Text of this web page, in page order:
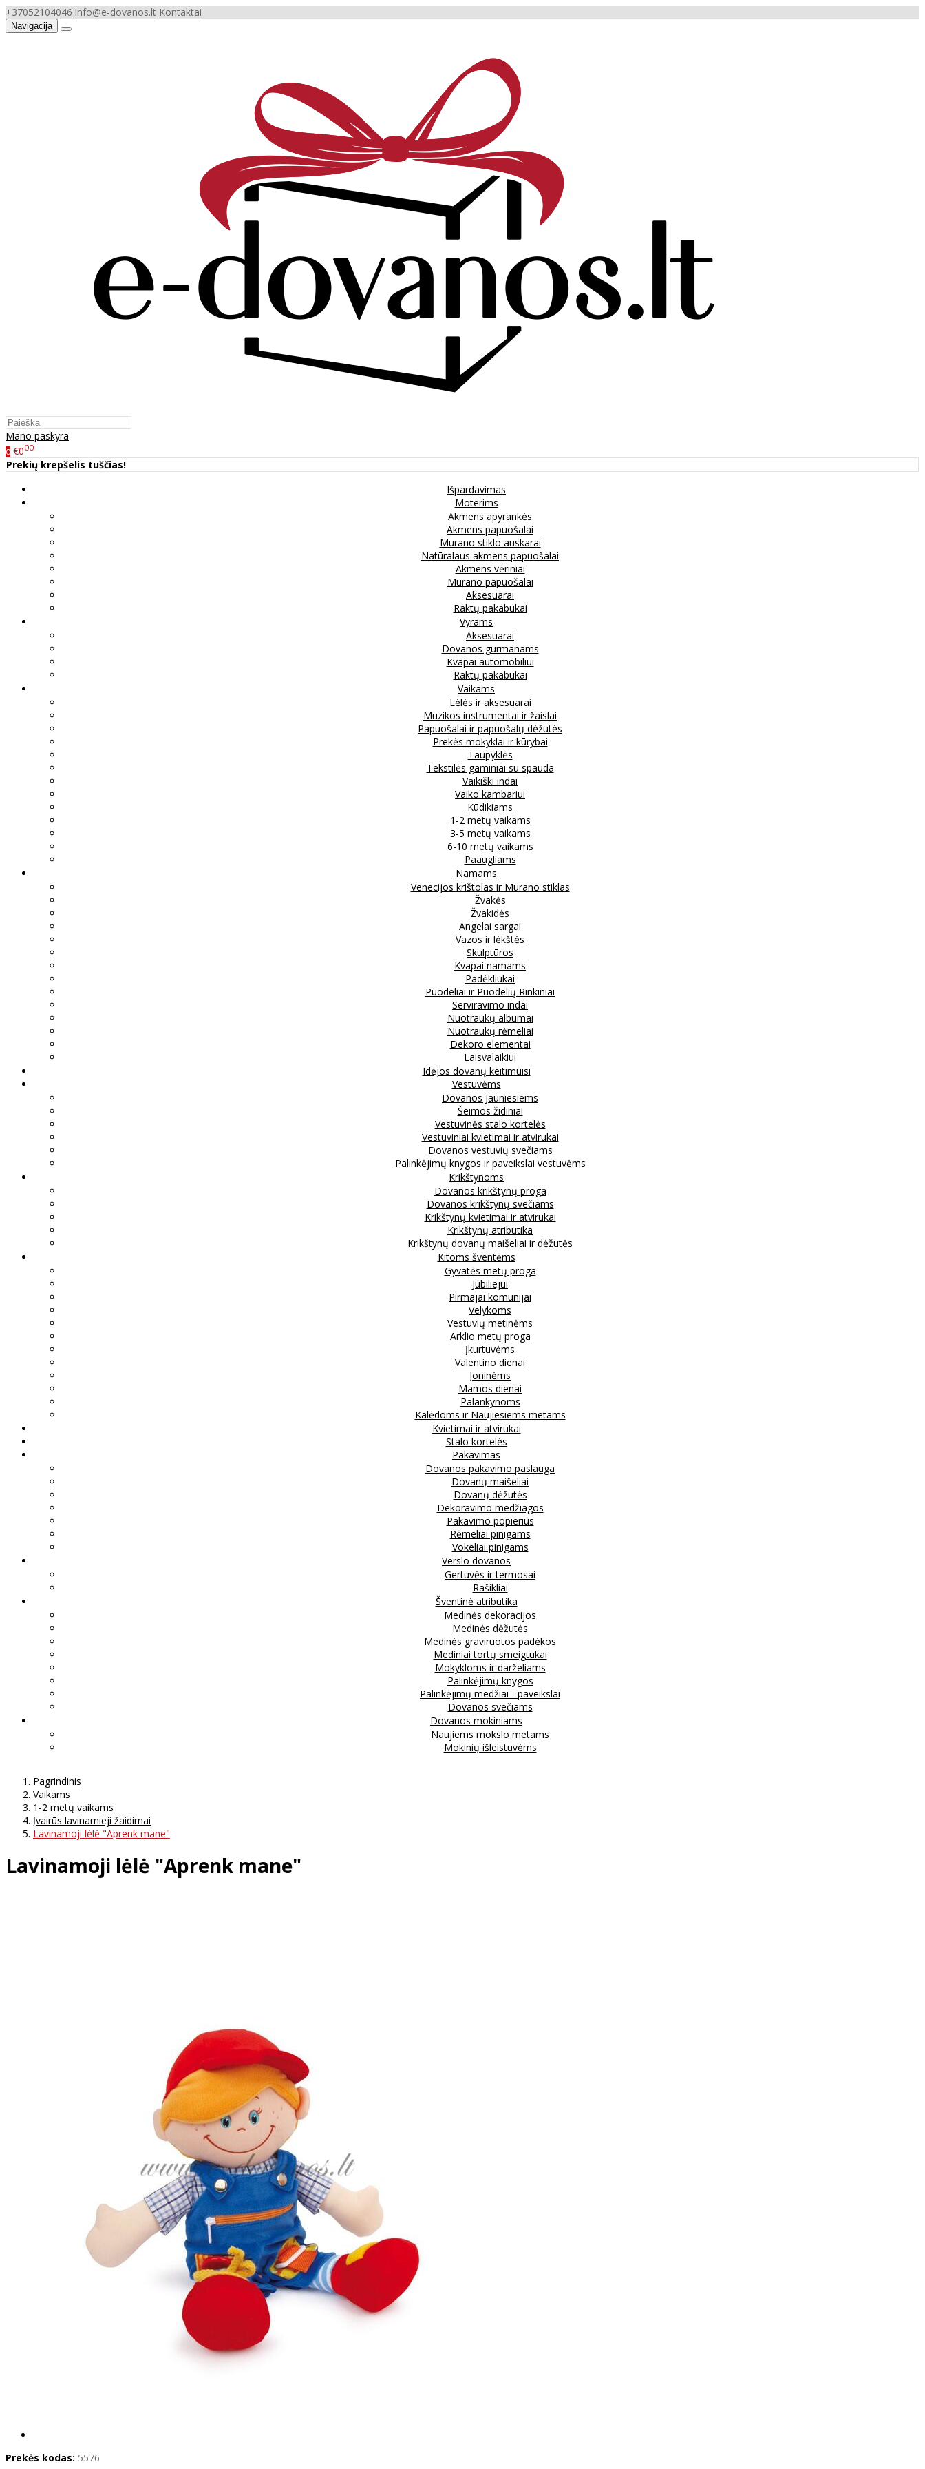
+37052104046 info@e-dovanos.lt Kontaktai
Navigacija
Mano paskyra
0 €000
Prekių krepšelis tuščias!
Išpardavimas
Moterims
Akmens apyrankės
Akmens papuošalai
Murano stiklo auskarai
Natūralaus akmens papuošalai
Akmens vėriniai
Murano papuošalai
Aksesuarai
Raktų pakabukai
Vyrams
Aksesuarai
Dovanos gurmanams
Kvapai automobiliui
Raktų pakabukai
Vaikams
Lėlės ir aksesuarai
Muzikos instrumentai ir žaislai
Papuošalai ir papuošalų dėžutės
Prekės mokyklai ir kūrybai
Taupyklės
Tekstilės gaminiai su spauda
Vaikiški indai
Vaiko kambariui
Kūdikiams
1-2 metų vaikams
3-5 metų vaikams
6-10 metų vaikams
Paaugliams
Namams
Venecijos krištolas ir Murano stiklas
Žvakės
Žvakidės
Angelai sargai
Vazos ir lėkštės
Skulptūros
Kvapai namams
Padėkliukai
Puodeliai ir Puodelių Rinkiniai
Serviravimo indai
Nuotraukų albumai
Nuotraukų rėmeliai
Dekoro elementai
Laisvalaikiui
Idėjos dovanų keitimuisi
Vestuvėms
Dovanos Jauniesiems
Šeimos židiniai
Vestuvinės stalo kortelės
Vestuviniai kvietimai ir atvirukai
Dovanos vestuvių svečiams
Palinkėjimų knygos ir paveikslai vestuvėms
Krikštynoms
Dovanos krikštynų proga
Dovanos krikštynų svečiams
Krikštynų kvietimai ir atvirukai
Krikštynų atributika
Krikštynų dovanų maišeliai ir dėžutės
Kitoms šventėms
Gyvatės metų proga
Jubiliejui
Pirmajai komunijai
Velykoms
Vestuvių metinėms
Arklio metų proga
Įkurtuvėms
Valentino dienai
Joninėms
Mamos dienai
Palankynoms
Kalėdoms ir Naujiesiems metams
Kvietimai ir atvirukai
Stalo kortelės
Pakavimas
Dovanos pakavimo paslauga
Dovanų maišeliai
Dovanų dėžutės
Dekoravimo medžiagos
Pakavimo popierius
Rėmeliai pinigams
Vokeliai pinigams
Verslo dovanos
Gertuvės ir termosai
Rašikliai
Šventinė atributika
Medinės dekoracijos
Medinės dėžutės
Medinės graviruotos padėkos
Mediniai tortų smeigtukai
Mokykloms ir darželiams
Palinkėjimų knygos
Palinkėjimų medžiai - paveikslai
Dovanos svečiams
Dovanos mokiniams
Naujiems mokslo metams
Mokinių išleistuvėms
Pagrindinis
Vaikams
1-2 metų vaikams
Įvairūs lavinamieji žaidimai
Lavinamoji lėlė "Aprenk mane"
Lavinamoji lėlė "Aprenk mane"
Prekės kodas: 5576